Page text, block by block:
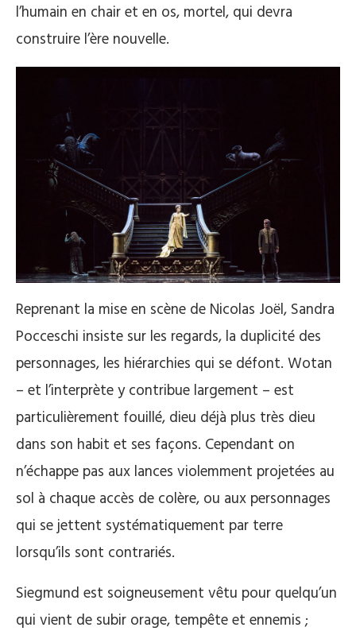
l’humain en chair et en os, mortel, qui devra
construire l’ère nouvelle.
Reprenant la mise en scène de Nicolas Joël, Sandra
Pocceschi insiste sur les regards, la duplicité des
personnages, les hiérarchies qui se défont. Wotan
– et l’interprète y contribue largement – est
particulièrement fouillé, dieu déjà plus très dieu
dans son habit et ses façons. Cependant on
n’échappe pas aux lances violemment projetées au
sol à chaque accès de colère, ou aux personnages
qui se jettent systématiquement par terre
lorsqu’ils sont contrariés.
Siegmund est soigneusement vêtu pour quelqu’un
qui vient de subir orage, tempête et ennemis ;